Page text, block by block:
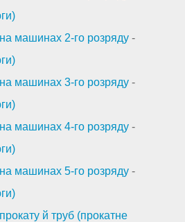
машинах 2-го розряду -
машинах 3-го розряду -
машинах 4-го розряду -
машинах 5-го розряду -
й труб (прокатне